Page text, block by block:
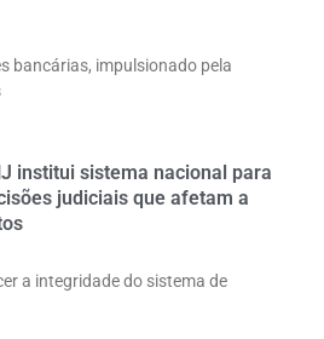
bancárias, impulsionado pela
institui sistema nacional para
judiciais que afetam a
a integridade do sistema de